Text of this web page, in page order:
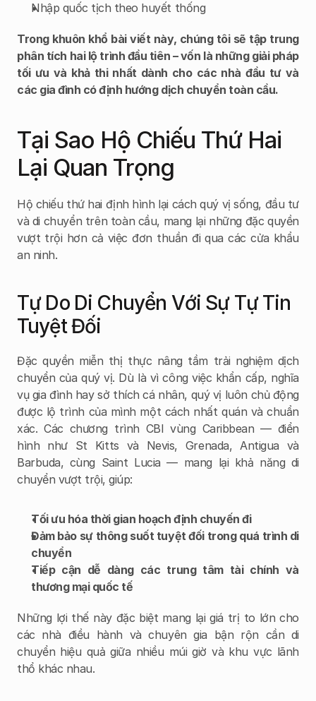
Nhập quốc tịch theo huyết thống
Trong khuôn khổ bài viết này, chúng tôi sẽ tập trung
phân tích hai lộ trình đầu tiên – vốn là những giải pháp
tối ưu và khả thi nhất dành cho các nhà đầu tư và
các gia đình có định hướng dịch chuyển toàn cầu.
Tại Sao Hộ Chiếu Thứ Hai
Lại Quan Trọng
Hộ chiếu thứ hai định hình lại cách quý vị sống, đầu tư
và di chuyển trên toàn cầu, mang lại những đặc quyền
vượt trội hơn cả việc đơn thuần đi qua các cửa khẩu
an ninh.
Tự Do Di Chuyển Với Sự Tự Tin
Tuyệt Đối
Đặc quyền miễn thị thực nâng tầm trải nghiệm dịch
chuyển của quý vị. Dù là vì công việc khẩn cấp, nghĩa
vụ gia đình hay sở thích cá nhân, quý vị luôn chủ động
được lộ trình của mình một cách nhất quán và chuẩn
xác. Các chương trình CBI vùng Caribbean — điển
hình như St Kitts và Nevis, Grenada, Antigua và
Barbuda, cùng Saint Lucia — mang lại khả năng di
chuyển vượt trội, giúp:
Tối ưu hóa thời gian hoạch định chuyến đi
Đảm bảo sự thông suốt tuyệt đối trong quá trình di
chuyển
Tiếp cận dễ dàng các trung tâm tài chính và
thương mại quốc tế
Những lợi thế này đặc biệt mang lại giá trị to lớn cho
các nhà điều hành và chuyên gia bận rộn cần di
chuyển hiệu quả giữa nhiều múi giờ và khu vực lãnh
thổ khác nhau.